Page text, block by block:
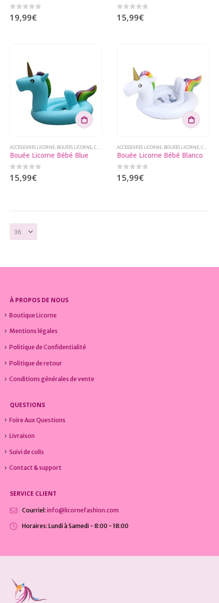
0 sur 5
19,99€ 0 sur 5
15,99€
ACCESSOIRES LICORNE, BOUÉES LICORNE,COLLECTIONS LICORNE
Bouée Licorne Bébé Blue
0 sur 5
15,99€
ACCESSOIRES LICORNE, BOUÉES LICORNE,COLLECTIONS LICORNE
Bouée Licorne Bébé Blanco
0 sur 5
15,99€
À PROPOS DE NOUS
Boutique Licorne
Mentions légales
Politique de Confidentialité
Politique de retour
Conditions générales de vente
QUESTIONS
Foire Aux Questions
Livraison
Suivi de colis
Contact & support
SERVICE CLIENT
Courriel: info@licornefashion.com
Horaires: Lundi à Samedi - 8:00 - 18:00